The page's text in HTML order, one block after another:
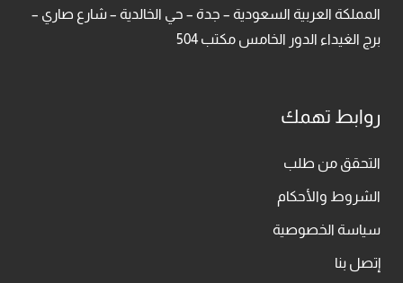
المملكة العربية السعودية – جدة – حي الخالدية – شارع صاري –
برج الغيداء الدور الخامس مكتب 504
روابط تهمك
التحقق من طلب
الشروط والأحكام
سياسة الخصوصية
إتصل بنا